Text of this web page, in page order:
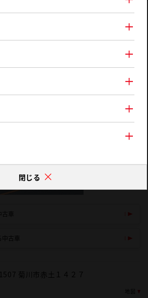
閉じる
ド静岡
古車
中古車
菊川市赤土１４２７